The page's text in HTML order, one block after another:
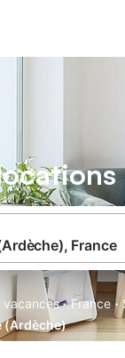
vacances · France ·
(Ardèche)